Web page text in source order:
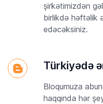
şirkətimizdən
birlikdə həftəlik
edəcəksiniz.
Türkiyədə
Bloqumuza
haqqında hər